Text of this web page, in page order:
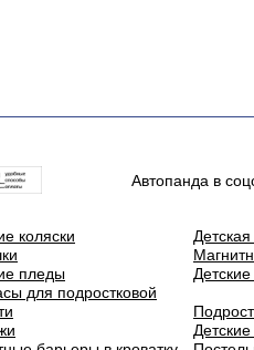
Автопанда в
коляски
пледы
для подростковой
Детские